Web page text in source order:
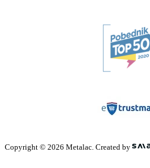
Copyright © 2026 Metalac. Created by